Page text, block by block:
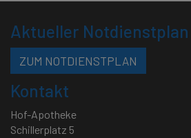
Aktueller Notdienstplan
ZUM NOTDIENSTPLAN
Kontakt
Hof-Apotheke
Schillerplatz 5